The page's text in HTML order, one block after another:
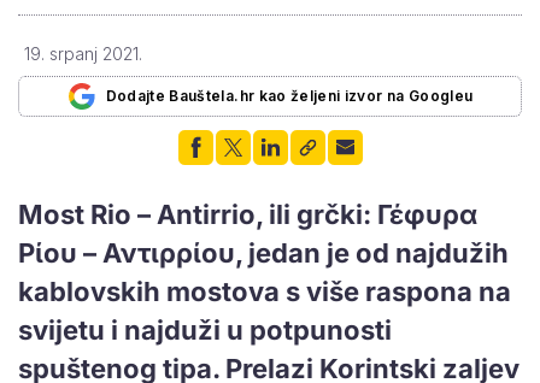
19. srpanj 2021.
Dodajte Bauštela.hr kao željeni izvor na Googleu
Most Rio – Antirrio, ili grčki: Γέφυρα
Ρίου – Αντιρρίου, jedan je od najdužih
kablovskih mostova s ​​više raspona na
svijetu i najduži u potpunosti
spuštenog tipa. Prelazi Korintski zaljev